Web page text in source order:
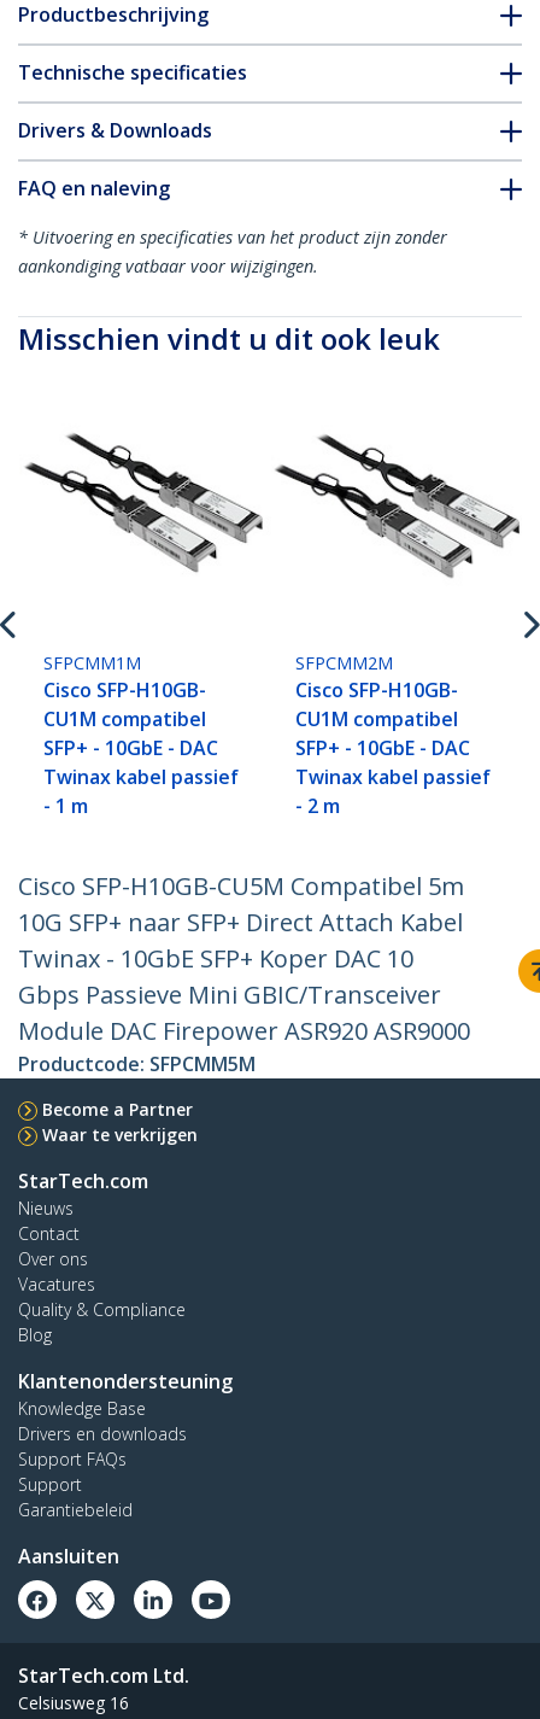
Productbeschrijving
Technische specificaties
Drivers & Downloads
FAQ en naleving
* Uitvoering en specificaties van het product zijn zonder
aankondiging vatbaar voor wijzigingen.
Misschien vindt u dit ook leuk
SFPCMM1M
Cisco SFP-H10GB-
CU1M compatibel
SFP+ - 10GbE - DAC
Twinax kabel passief
- 1 m
SFPCMM2M
Cisco SFP-H10GB-
CU1M compatibel
SFP+ - 10GbE - DAC
Twinax kabel passief
- 2 m
Cisco SFP-H10GB-CU5M Compatibel 5m
10G SFP+ naar SFP+ Direct Attach Kabel
Twinax - 10GbE SFP+ Koper DAC 10
Gbps Passieve Mini GBIC/Transceiver
Module DAC Firepower ASR920 ASR9000
Productcode: SFPCMM5M
Become a Partner
Waar te verkrijgen
StarTech.com
Nieuws
Contact
Over ons
Vacatures
Quality & Compliance
Blog
Klantenondersteuning
Knowledge Base
Drivers en downloads
Support FAQs
Support
Garantiebeleid
Aansluiten
StarTech.com Ltd.
Celsiusweg 16